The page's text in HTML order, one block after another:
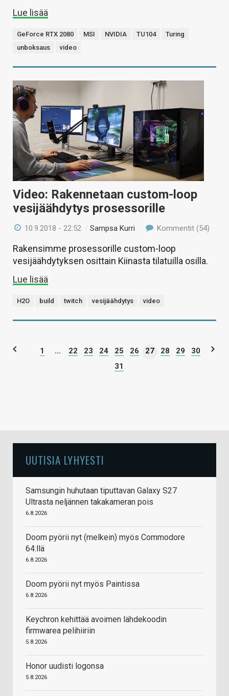
Lue lisää
GeForce RTX 2080 MSI NVIDIA TU104
Turing
unboksaus
video
Video: Rakennetaan custom-loop
vesijäähdytys prosessorille
10.9.2018 - 22:52 /Sampsa Kurri Kommentit (54)
Rakensimme prosessorille custom-loop
vesijäähdytyksen osittain Kiinasta tilatuilla osilla.
Lue lisää
H2O build twitch vesijäähdytys video
1 ... 22 23 24 25 26 27 28 29
30
31
UUTISIA LYHYESTI
Samsungin huhutaan tiputtavan Galaxy S27
Ultrasta neljännen takakameran pois
6.8.2026
Doom pyörii nyt (melkein) myös Commodore
64:llä
6.8.2026
Doom pyörii nyt myös Paintissa
6.8.2026
Keychron kehittää avoimen lähdekoodin
firmwarea pelihiiriin
5.8.2026
Honor uudisti logonsa
5.8.2026